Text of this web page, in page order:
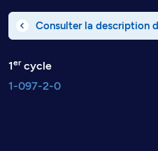
Consulter la description
1ercycle
1-097-2-0